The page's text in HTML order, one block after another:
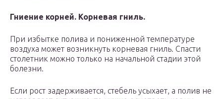
Гниение корней. Корневая гниль.
При избытке полива и пониженной температуре
воздуха может возникнуть корневая гниль. Спасти
столетник можно только на начальной стадии этой
болезни.
Если рост задерживается, стебель усыхает, а полив не